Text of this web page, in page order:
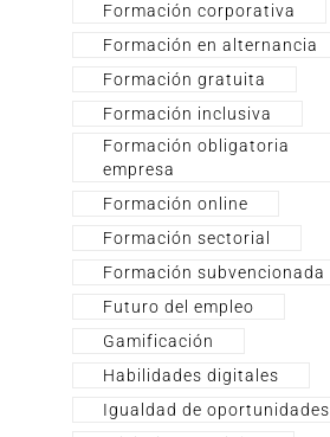
Formación corporativa
Formación en alternancia
Formación gratuita
Formación inclusiva
Formación obligatoria
empresa
Formación online
Formación sectorial
Formación subvencionada
Futuro del empleo
Gamificación
Habilidades digitales
Igualdad de oportunidades